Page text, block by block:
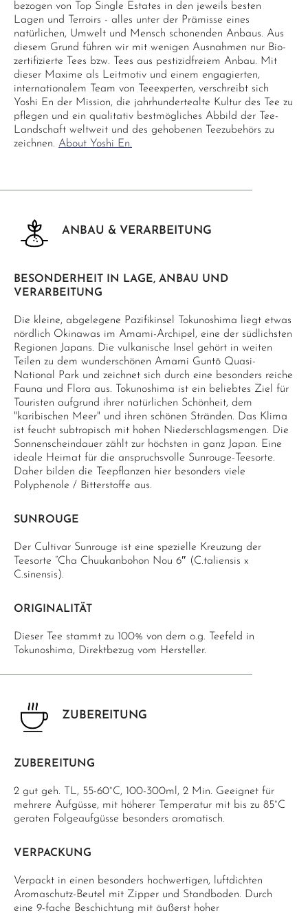
bezogen von Top Single Estates in den jeweils besten
Lagen und Terroirs - alles unter der Prämisse eines
natürlichen, Umwelt und Mensch schonenden Anbaus. Aus
diesem Grund führen wir mit wenigen Ausnahmen nur Bio-
zertifizierte Tees bzw. Tees aus pestizidfreiem Anbau. Mit
dieser Maxime als Leitmotiv und einem engagierten,
internationalem Team von Teeexperten, verschreibt sich
Yoshi En der Mission, die jahrhundertealte Kultur des Tee zu
pflegen und ein qualitativ bestmögliches Abbild der Tee-
Landschaft weltweit und des gehobenen Teezubehörs zu
zeichnen. About Yoshi En.
ANBAU & VERARBEITUNG
BESONDERHEIT IN LAGE, ANBAU UND
VERARBEITUNG
Die kleine, abgelegene Pazifikinsel Tokunoshima liegt etwas
nördlich Okinawas im Amami-Archipel, eine der südlichsten
Regionen Japans. Die vulkanische Insel gehört in weiten
Teilen zu dem wunderschönen Amami Guntō Quasi-
National Park und zeichnet sich durch eine besonders reiche
Fauna und Flora aus. Tokunoshima ist ein beliebtes Ziel für
Touristen aufgrund ihrer natürlichen Schönheit, dem
"karibischen Meer" und ihren schönen Stränden. Das Klima
ist feucht subtropisch mit hohen Niederschlagsmengen. Die
Sonnenscheindauer zählt zur höchsten in ganz Japan. Eine
ideale Heimat für die anspruchsvolle Sunrouge-Teesorte.
Daher bilden die Teepflanzen hier besonders viele
Polyphenole / Bitterstoffe aus.
SUNROUGE
Der Cultivar Sunrouge ist eine spezielle Kreuzung der
Teesorte “Cha Chuukanbohon Nou 6″ (C.taliensis x
C.sinensis).
ORIGINALITÄT
Dieser Tee stammt zu 100% von dem o.g. Teefeld in
Tokunoshima, Direktbezug vom Hersteller.
ZUBEREITUNG
ZUBEREITUNG
2 gut geh. TL, 55-60°C, 100-300ml, 2 Min. Geeignet für
mehrere Aufgüsse, mit höherer Temperatur mit bis zu 85°C
geraten Folgeaufgüsse besonders aromatisch.
VERPACKUNG
Verpackt in einen besonders hochwertigen, luftdichten
Aromaschutz-Beutel mit Zipper und Standboden. Durch
eine 9-fache Beschichtung mit äußerst hoher